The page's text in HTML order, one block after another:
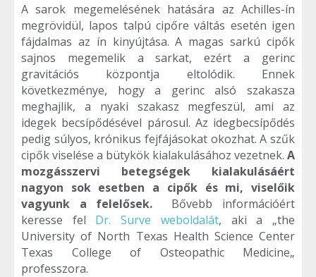
A sarok megemelésének hatására az Achilles-ín
megrövidül, lapos talpú cipőre váltás esetén igen
fájdalmas az ín kinyújtása. A magas sarkú cipők
sajnos megemelik a sarkat, ezért a gerinc
gravitációs központja eltolódik. Ennek
következménye, hogy a gerinc alsó szakasza
meghajlik, a nyaki szakasz megfeszül, ami az
idegek becsípődésével párosul. Az idegbecsípődés
pedig súlyos, krónikus fejfájásokat okozhat. A szűk
cipők viselése a bütykök kialakulásához vezetnek. A
mozgásszervi betegségek kialakulásáért
nagyon sok esetben a cipők és mi, viselőik
vagyunk a felelősek. Bővebb információért
keresse fel Dr. Surve weboldalát, aki a „the
University of North Texas Health Science Center
Texas College of Osteopathic Medicine„
professzora.